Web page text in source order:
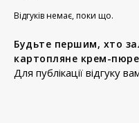
Відгуків немає, поки що.
Будьте першим, хто
картопляне крем-
Для публікації відгуку